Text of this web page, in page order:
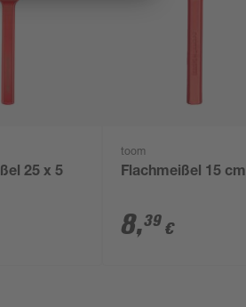
25 x 5
toom
Flachmeißel 15 cm
8,39 €